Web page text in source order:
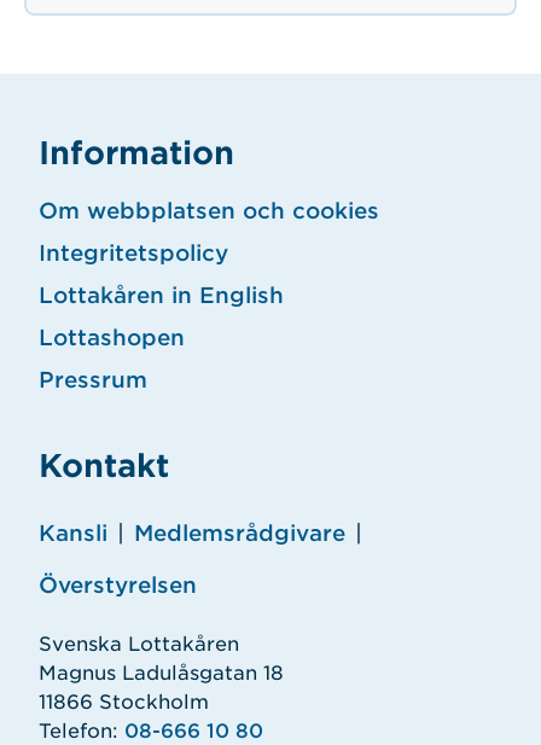
Information
Om webbplatsen och cookies
Integritetspolicy
Lottakåren in English
Lottashopen
Pressrum
Kontakt
Kansli Medlemsrådgivare
Överstyrelsen
Svenska Lottakåren
Magnus Ladulåsgatan 18
11866 Stockholm
Telefon: 08-666 10 80